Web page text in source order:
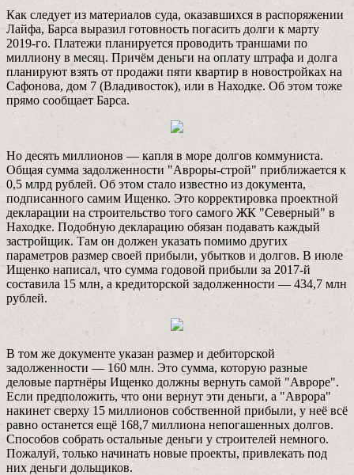
Как следует из материалов суда, оказавшихся в распоряжении
Лайфа, Барса выразил готовность погасить долги к марту
2019-го. Платежи планируется проводить траншами по
миллиону в месяц. Причём деньги на оплату штрафа и долга
планируют взять от продажи пяти квартир в новостройках на
Сафонова, дом 7 (Владивосток), или в Находке. Об этом тоже
прямо сообщает Барса.
Но десять миллионов — капля в море долгов коммуниста.
Общая сумма задолженности "Авроры-строй" приближается к
0,5 млрд рублей. Об этом стало известно из документа,
подписанного самим Ищенко. Это корректировка проектной
декларации на строительство того самого ЖК "Северный" в
Находке. Подобную декларацию обязан подавать каждый
застройщик. Там он должен указать помимо других
параметров размер своей прибыли, убытков и долгов. В июле
Ищенко написал, что сумма годовой прибыли за 2017-й
составила 15 млн, а кредиторской задолженности — 434,7 млн
рублей.
В том же документе указан размер и дебиторской
задолженности — 160 млн. Это сумма, которую разные
деловые партнёры Ищенко должны вернуть самой "Авроре".
Если предположить, что они вернут эти деньги, а "Аврора"
накинет сверху 15 миллионов собственной прибыли, у неё всё
равно останется ещё 168,7 миллиона непогашенных долгов.
Способов собрать остальные деньги у строителей немного.
Пожалуй, только начинать новые проекты, привлекать под
них деньги дольщиков.